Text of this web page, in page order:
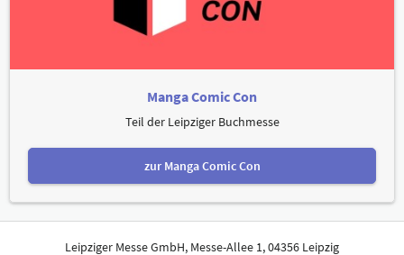
Manga Comic Con
Teil der Leipziger Buchmesse
zur Manga Comic Con
Leipziger Messe GmbH, Messe-Allee 1, 04356 Leipzig